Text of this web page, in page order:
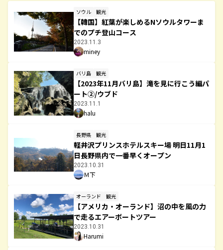
ソウル 観光
【韓国】紅葉が楽しめるNソウルタワーま
でのプチ登山コース
2023.11.3
miney
バリ島 観光
【2023年11月バリ島】滝を見に行こう編パ
ート②/ウブド
2023.11.1
halu
長野県 観光
軽井沢プリンスホテルスキー場 明日11月1
日長野県内で一番早くオープン
2023.10.31
Ｍ下
オーランド 観光
【アメリカ・オーランド】沼の中を風の力
で走るエアーボートツアー
2023.10.31
Harumi